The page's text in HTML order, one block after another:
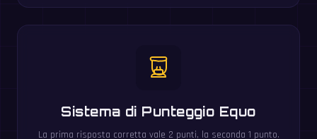
Sistema di Punteggio Equo
La prima risposta corretta vale 2 punti, la seconda 1 punto.